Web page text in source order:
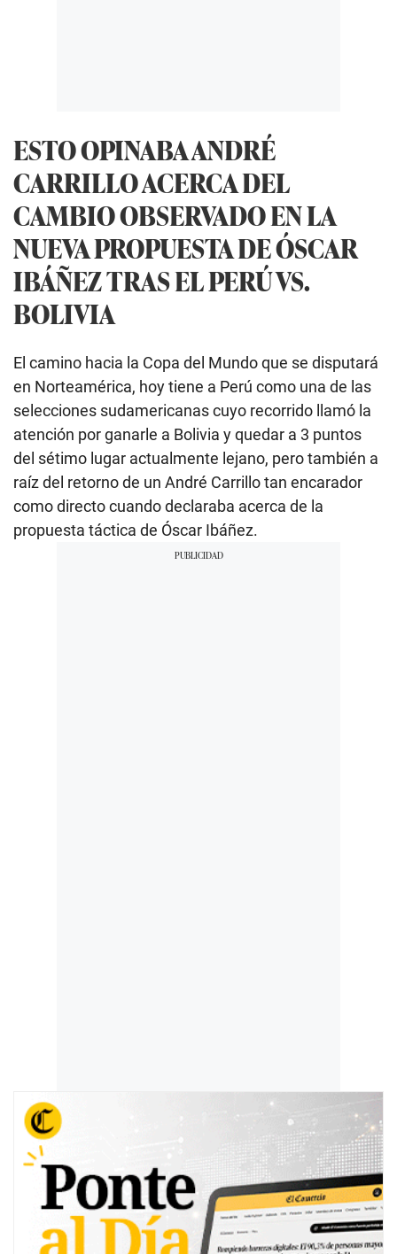
ESTO OPINABA ANDRÉ
CARRILLO ACERCA DEL
CAMBIO OBSERVADO EN LA
NUEVA PROPUESTA DE ÓSCAR
IBÁÑEZ TRAS EL PERÚ VS.
BOLIVIA
El camino hacia la Copa del Mundo que se disputará
en Norteamérica, hoy tiene a Perú como una de las
selecciones sudamericanas cuyo recorrido llamó la
atención por ganarle a Bolivia y quedar a 3 puntos
del sétimo lugar actualmente lejano, pero también a
raíz del retorno de un André Carrillo tan encarador
como directo cuando declaraba acerca de la
propuesta táctica de Óscar Ibáñez.